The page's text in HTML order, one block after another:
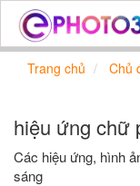
Trang chủ Chủ
hiệu ứng chữ
Các hiệu ứng, hình
sáng